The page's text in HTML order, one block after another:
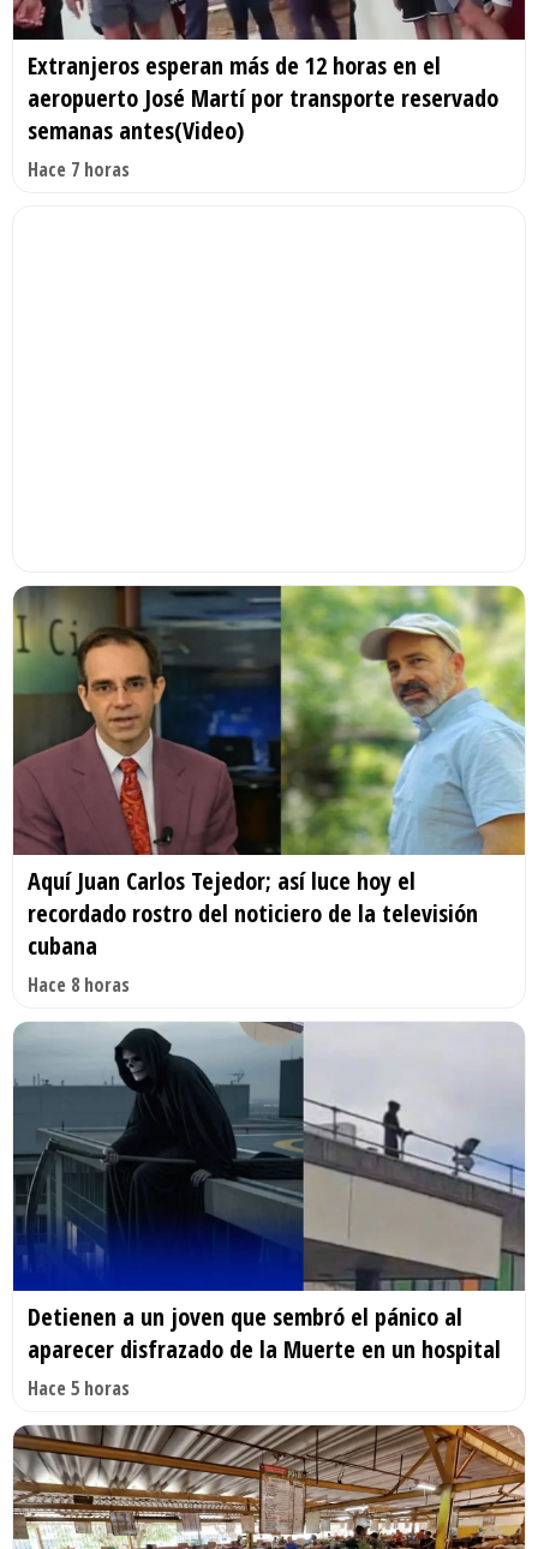
Extranjeros esperan más de 12 horas en el
aeropuerto José Martí por transporte reservado
semanas antes(Video)
Hace 7 horas
Aquí Juan Carlos Tejedor; así luce hoy el
recordado rostro del noticiero de la televisión
cubana
Hace 8 horas
Detienen a un joven que sembró el pánico al
aparecer disfrazado de la Muerte en un hospital
Hace 5 horas